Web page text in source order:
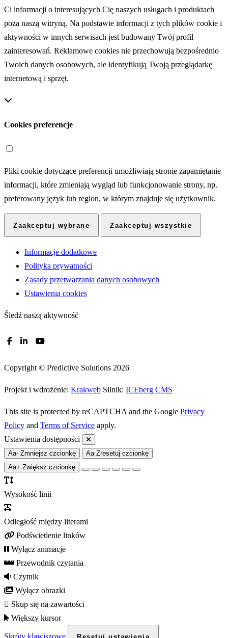
Ci informacji o interesujących Cię naszych usługach i produktach
poza naszą witryną. Na podstawie informacji z tych plików cookie i
aktywności w innych serwisach jest budowany Twój profil
zainteresowań. Reklamowe cookies nie przechowują bezpośrednio
Twoich danych osobowych, ale identyfikują Twoją przeglądarkę
internetową i sprzęt.
Cookies preferencje
Pliki cookie dotyczące preferencji umożliwiają stronie zapamiętanie
informacji, które zmieniają wygląd lub funkcjonowanie strony, np.
preferowany język lub region, w którym znajduje się użytkownik.
Zaakceptuj wybrane Zaakceptuj wszystkie
Informacje dodatkowe
Polityka prywatności
Zasady przetwarzania danych osobowych
Ustawienia cookies
Śledź naszą aktywność
Copyright © Predictive Solutions 2026
Projekt i wdrożenie: Krakweb Silnik: ICEberg CMS
This site is protected by reCAPTCHA and the Google Privacy
Policy and Terms of Service apply.
Ustawienia dostępności
Aa- Zmniejsz czcionkę Aa Zresetuj czcionkę
Aa+ Zwiększ czcionkę
Wysokość linii
Odległość między literami
Podświetlenie linków
Wyłącz animacje
Przewodnik czytania
Czytnik
Wyłącz obrazki
Skup się na zawartości
Większy kursor
Skróty klawiszowe